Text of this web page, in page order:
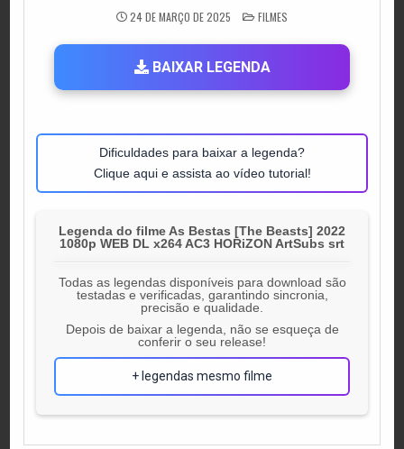
24 DE MARÇO DE 2025 POSTED
IN
FILMES
BAIXAR LEGENDA
Dificuldades para baixar a legenda?
Clique aqui e assista ao vídeo tutorial!
Legenda do filme As Bestas [The Beasts] 2022
1080p WEB DL x264 AC3 HORiZON ArtSubs srt
Todas as legendas disponíveis para download são
testadas e verificadas, garantindo sincronia,
precisão e qualidade.
Depois de baixar a legenda, não se esqueça de
conferir o seu release!
+ legendas mesmo filme